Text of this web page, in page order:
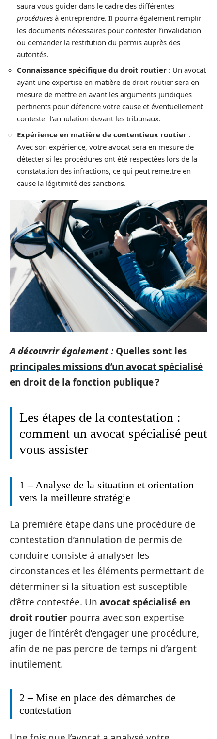
saura vous guider dans le cadre des différentes
procédures à entreprendre. Il pourra également remplir
les documents nécessaires pour contester l’invalidation
ou demander la restitution du permis auprès des
autorités.
Connaissance spécifique du droit routier : Un avocat
ayant une expertise en matière de droit routier sera en
mesure de mettre en avant les arguments juridiques
pertinents pour défendre votre cause et éventuellement
contester l’annulation devant les tribunaux.
Expérience en matière de contentieux routier :
Avec son expérience, votre avocat sera en mesure de
détecter si les procédures ont été respectées lors de la
constatation des infractions, ce qui peut remettre en
cause la légitimité des sanctions.
A découvrir également : Quelles sont les
principales missions d’un avocat spécialisé
en droit de la fonction publique ?
Les étapes de la contestation :
comment un avocat spécialisé peut
vous assister
1 – Analyse de la situation et orientation
vers la meilleure stratégie
La première étape dans une procédure de
contestation d’annulation de permis de
conduire consiste à analyser les
circonstances et les éléments permettant de
déterminer si la situation est susceptible
d’être contestée. Un avocat spécialisé en
droit routier pourra avec son expertise
juger de l’intérêt d’engager une procédure,
afin de ne pas perdre de temps ni d’argent
inutilement.
2 – Mise en place des démarches de
contestation